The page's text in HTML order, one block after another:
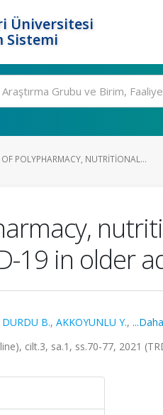
Üniversitesi
Sistemi
OF POLYPHARMACY, NUTRITIONAL...
19 in older
DURDU B., AKKOYUNLU Y.,
cilt.3, sa.1, ss.70-77, 2021